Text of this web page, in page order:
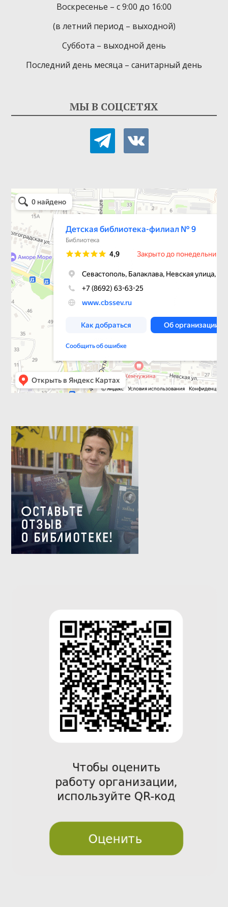
Воскресенье – с 9:00 до 16:00
(в летний период – выходной)
Суббота – выходной день
Последний день месяца – санитарный день
МЫ В СОЦСЕТЯХ
telegramvkontakte
Детская библиотека-филиал № 9
Библиотека в Севастополе